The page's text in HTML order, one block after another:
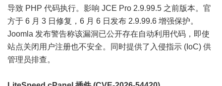
导致 PHP 代码执行。影响 JCE Pro 2.9.99.5 之前版本。官
方于 6 月 3 日修复，6 月 6 日发布 2.9.99.6 增强保护。
Joomla 发布警告称该漏洞已公开存在自动利用代码，即使
站点关闭用户注册也不安全。同时提供了入侵指示 (IoC) 供
管理员排查。